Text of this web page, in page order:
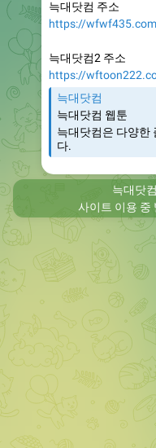
늑대닷컴 주소
https://wfwf435.com
늑대닷컴2 주소
https://
늑대닷컴
늑대닷컴 웹툰
늑대닷컴은 다양한
다.
늑대닷